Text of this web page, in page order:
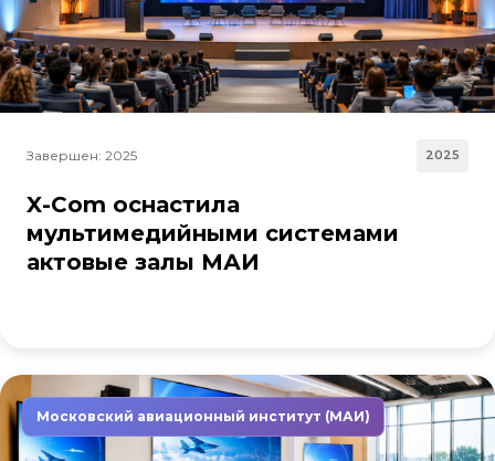
Завершен: 2025 2025
X-Com оснастила
мультимедийными системами
актовые залы МАИ
Московский авиационный институт (МАИ)